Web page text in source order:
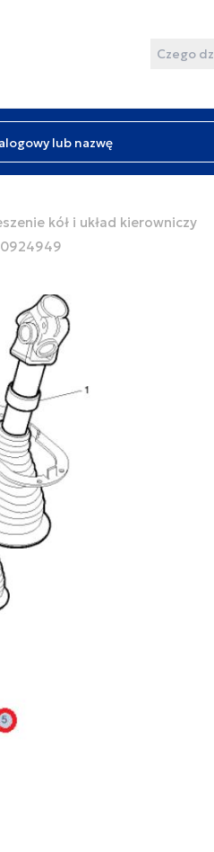
Wyszukaj
Filtruj
kół i układ kierowniczy